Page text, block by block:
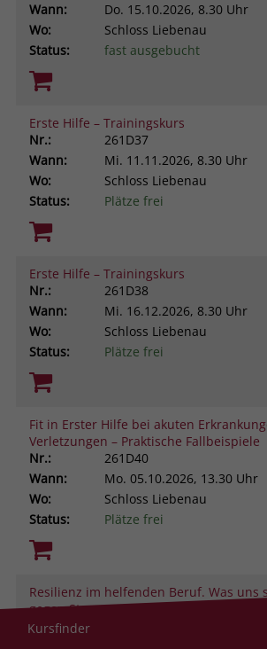
Wann:
Do. 15.10.2026, 8.30 Uhr
Wo:
Schloss Liebenau
Status:
fast ausgebucht
Erste Hilfe – Trainingskurs
Nr.:
261D37
Wann:
Mi. 11.11.2026, 8.30 Uhr
Wo:
Schloss Liebenau
Status:
Plätze frei
Erste Hilfe – Trainingskurs
Nr.:
261D38
Wann:
Mi. 16.12.2026, 8.30 Uhr
Wo:
Schloss Liebenau
Status:
Plätze frei
Fit in Erster Hilfe bei akuten
Verletzungen – Praktische Fallbeispiele
Nr.:
261D40
Wann:
Mo. 05.10.2026, 13.30 Uhr
Wo:
Schloss Liebenau
Status:
Plätze frei
Resilienz im helfenden Beruf. Was uns
gegen Stress und Belastung
Nr.:
Kursfinder